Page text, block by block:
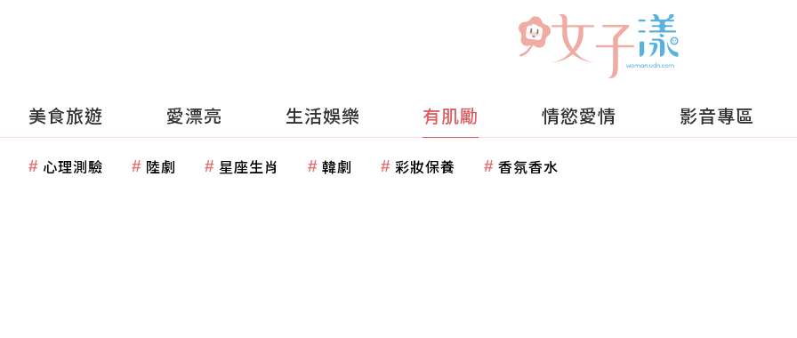
美食旅遊 愛漂亮 生活娛樂 有肌勵 情慾愛情 影音專區
心理測驗 陸劇 星座生肖 韓劇 彩妝保養 香氛香水